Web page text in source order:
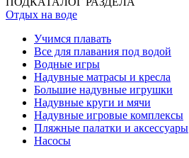
Отдых на воде
Учимся плавать
Все для плавания под водой
Водные игры
Надувные матрасы и кресла
Большие надувные игрушки
Надувные круги и мячи
Надувные игровые комплексы
Пляжные палатки и аксессуары
Насосы